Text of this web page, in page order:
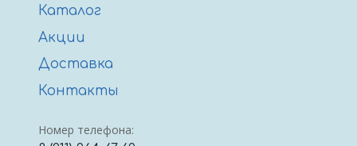
Каталог
Акции
Доставка
Контакты
Номер телефона: